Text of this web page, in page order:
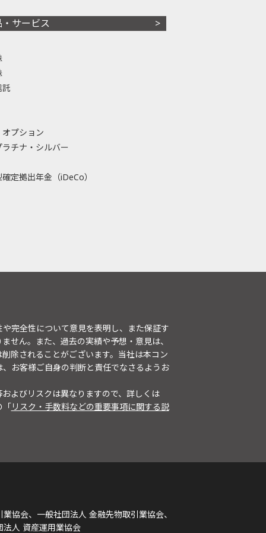
・サービス
託
プション
ラチナ・シルバー
定拠出年金（iDeCo）
完全性について意見を表明し、また保証す
せん。また、過去の実績や予想・意見は、
除されることがございます。当社は本コン
お客様ご自身の判断と責任でなさるようお
よびリスクは異なりますので、詳しくは
「リスク・手数料などの重要事項に関する説
協会、一般社団法人 金融先物取引業協会、
人 資産運用業協会